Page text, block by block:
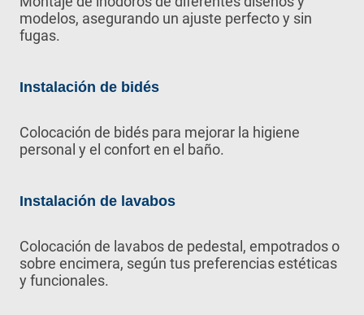
modelos, asegurando un ajuste perfecto y sin
fugas.
Instalación de bidés
Colocación de bidés para mejorar la higiene
personal y el confort en el baño.
Instalación de lavabos
Colocación de lavabos de pedestal, empotrados o
sobre encimera, según tus preferencias estéticas
y funcionales.